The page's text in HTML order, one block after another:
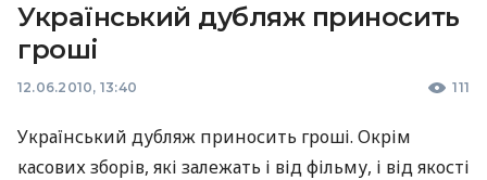
Український дубляж приносить
гроші
12.06.2010, 13:40 111
Український дубляж приносить гроші. Окрім
касових зборів, які залежать і від фільму, і від якості